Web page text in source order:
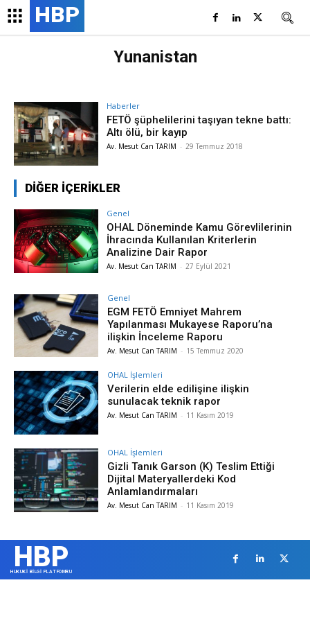
HBP
Yunanistan
Haberler
FETÖ şüphelilerini taşıyan tekne battı:
Altı ölü, bir kayıp
Av. Mesut Can TARIM - 29 Temmuz 2018
DİĞER İÇERİKLER
Genel
OHAL Döneminde Kamu Görevlilerinin
İhracında Kullanılan Kriterlerin
Analizine Dair Rapor
Av. Mesut Can TARIM - 27 Eylül 2021
Genel
EGM FETÖ Emniyet Mahrem
Yapılanması Mukayese Raporu’na
ilişkin İnceleme Raporu
Av. Mesut Can TARIM - 15 Temmuz 2020
OHAL İşlemleri
Verilerin elde edilişine ilişkin
sunulacak teknik rapor
Av. Mesut Can TARIM - 11 Kasım 2019
OHAL İşlemleri
Gizli Tanık Garson (K) Teslim Ettiği
Dijital Materyallerdeki Kod
Anlamlandırmaları
Av. Mesut Can TARIM - 11 Kasım 2019
HBP
HUKUKİ BİLGİ PLATFOMRU